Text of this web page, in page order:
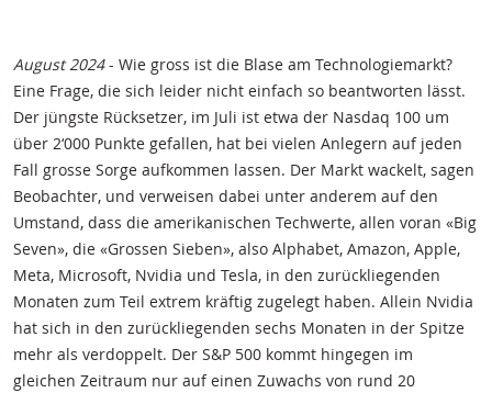
August 2024- Wie gross ist die Blase am Technologiemarkt?
Eine Frage, die sich leider nicht einfach so beantworten lässt.
Der jüngste Rücksetzer, im Juli ist etwa der Nasdaq 100 um
über 2‘000 Punkte gefallen, hat bei vielen Anlegern auf jeden
Fall grosse Sorge aufkommen lassen. Der Markt wackelt, sagen
Beobachter, und verweisen dabei unter anderem auf den
Umstand, dass die amerikanischen Techwerte, allen voran «Big
Seven», die «Grossen Sieben», also Alphabet, Amazon, Apple,
Meta, Microsoft, Nvidia und Tesla, in den zurückliegenden
Monaten zum Teil extrem kräftig zugelegt haben. Allein Nvidia
hat sich in den zurückliegenden sechs Monaten in der Spitze
mehr als verdoppelt. Der S&P 500 kommt hingegen im
gleichen Zeitraum nur auf einen Zuwachs von rund 20